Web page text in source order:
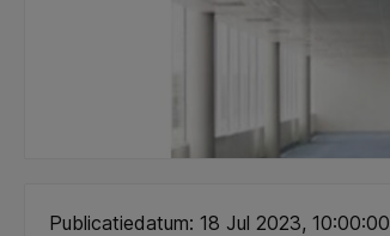
Publicatiedatum: 18 Jul 2023, 10:00:00